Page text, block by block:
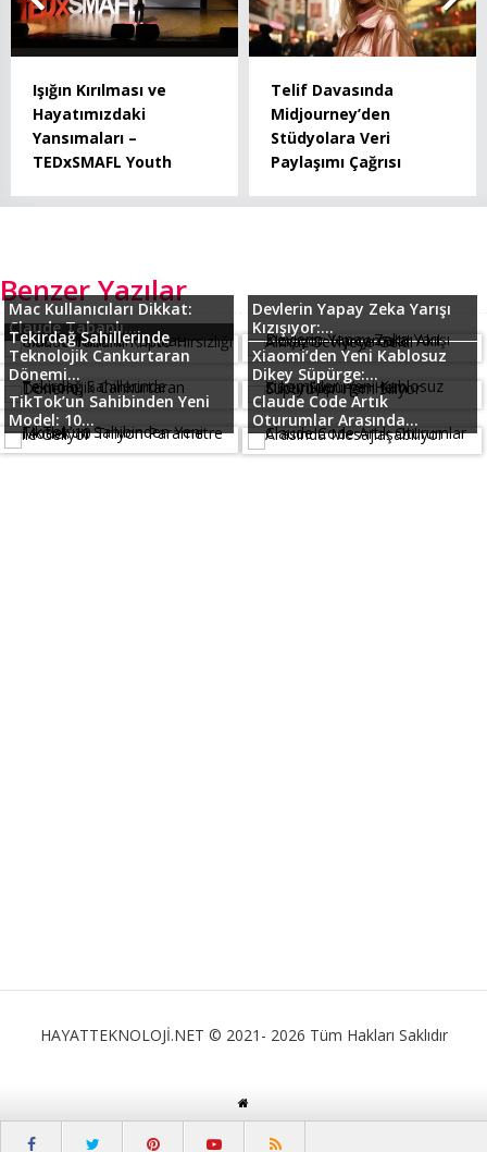
Işığın Kırılması ve
Hayatımızdaki
Yansımaları –
TEDxSMAFL Youth
Telif Davasında
Midjourney’den
Stüdyolara Veri
Paylaşımı Çağrısı
Benzer Yazılar
Mac Kullanıcıları Dikkat:
Claude Tabanlı...
Devlerin Yapay Zeka Yarışı
Kızışıyor:...
Tekirdağ Sahillerinde
Teknolojik Cankurtaran
Dönemi...
Xiaomi’den Yeni Kablosuz
Dikey Süpürge:...
TikTok’un Sahibinden Yeni
Model: 10...
Claude Code Artık
Oturumlar Arasında...
HAYATTEKNOLOJİ.NET © 2021- 2026 Tüm Hakları Saklıdır